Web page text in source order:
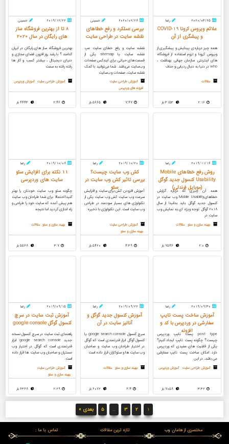
2020/03/25 رضا
علائم ویروس کرونا COVID-19
و پیشگری از آن
همه چیز درباره‌ی پیدایش و پیشگیری از
ویروس کرونا و لزوم استفاده از فروشگاه
های اینترنتی سازمان جهانی بهداشت ،
who در دنیا به دنبال ردیابی و حذف
مقالات
2:16 3153 بار
2020/02/28 حسینی
بررسی عملکرد و رفع خطاهای
نقشه سایت در طراحی سایت
نقشه سایت و رفع خطای سایت مپ
نقشه سایت یا sitemap یکی از
قسمت‌های حیاتی برای ایندکس صفحات
وب‌سایت می‌باشد. شما می‌توانید با کمک
نقشه سایت، صفحات وب‌سایت
آموزش طراحی سایت
افزونه های وردپرس
7:47 5665 بار
2019/12/22 حسینی
8 تا از بهترین فروشگاه ساز
های رایگان در سال 2020
بهترین فروشگاه ساز های رایگان در ایران
کدامند ؟ با رشد روز افزون فضای مجازی و
دنیای دیجیتال ، بیشتر کسب و کار ها
رفته رفته به سمت
آموزش طراحی سایت آموزش وردپرس
2:46 4443 بار
2019/11/16 رضا
روش رفع خطاهای Mobile
Usability کنسول جدید گوگل
(موبایل فرندلی)
همه آن چیزی که درباره گزارش
خطاهایMobile Usability وب سایت در
کنسول جدید گوگل باید بدانید! از سال
2018 گوگل توجه ویژه ای به نمایش وب
سایت در
بهینه سازی و سئو مقالات
2:0
2019/10/20 رضا
کش وب سایت چیست؟
بررسی تاثیر کش وب سایت در
سئو
آموزش افزودن کش برای سایت و افزایش
سرعت وب سایت کش وب سایت یکی از
تکنولوژی های بسیار سودمند در طراحی
وب سایت است. این تکنولوژی با ذخیره
آموزش طراحی سایت
بهینه سازی و سئو
4:39
2019/10/08 رضا
۱۱ نکته برای افزایش سئو
سایت های وردپرسی
چگونه سئو وب سایت خودتان را بهتر
کنید! احتمالا برای شما طراحان وب سایت
هم پیش آمده که سایت خود را طراحی و
راه اندازی کردید اما نتیجه
بهینه سازی و سئو مقالات
3:7 5568 بار
2019/09/30 رضا
آموزش ساخت پست تایپ
سفارشی در وردپرس با کد و
افزونه
post type پست تایپ وردپرس
چیست؟ چگونه پست تایپ ایجاد کنیم؟
یکی از قابلیت های مفیدی که وردپرس
دارد. امکان ساخت پست تایپ سفارشی
می باشد. در این
آموزش طراحی سایت آموزش وردپرس
3:32 7058 بار
2019/09/22 رضا
آموزش کنسول جدید گوگل و
آنالیز سایت در آن
سرچ کنسول google search console یا
کنسول گوگل ابزار قدرتمندی است که گوگل
در اختیار طراحان وب سایت و صاحبان
وب سایت ها و سئوکاران قرار داده است
بهینه سازی و سئو مقالات
6:4 6072 بار
2019/09/15 رضا
آموزش ثبت سایت در سرچ
کنسول گوگل google console
راهنمای ثبت سایت در سرچ کنسول نسخه
جدید google search console ابزار
قدرتمندی است که گوگل در اختیار وب
مستران و صاحبان وب سایت ها قرار داده
است.
آموزش طراحی سایت
بهینه سازی و سئو
2:29 6368 بار
1
2
3
…
5 بعدی »
مختصری از هامان وب تازه ترین مقالات تماس با ما :